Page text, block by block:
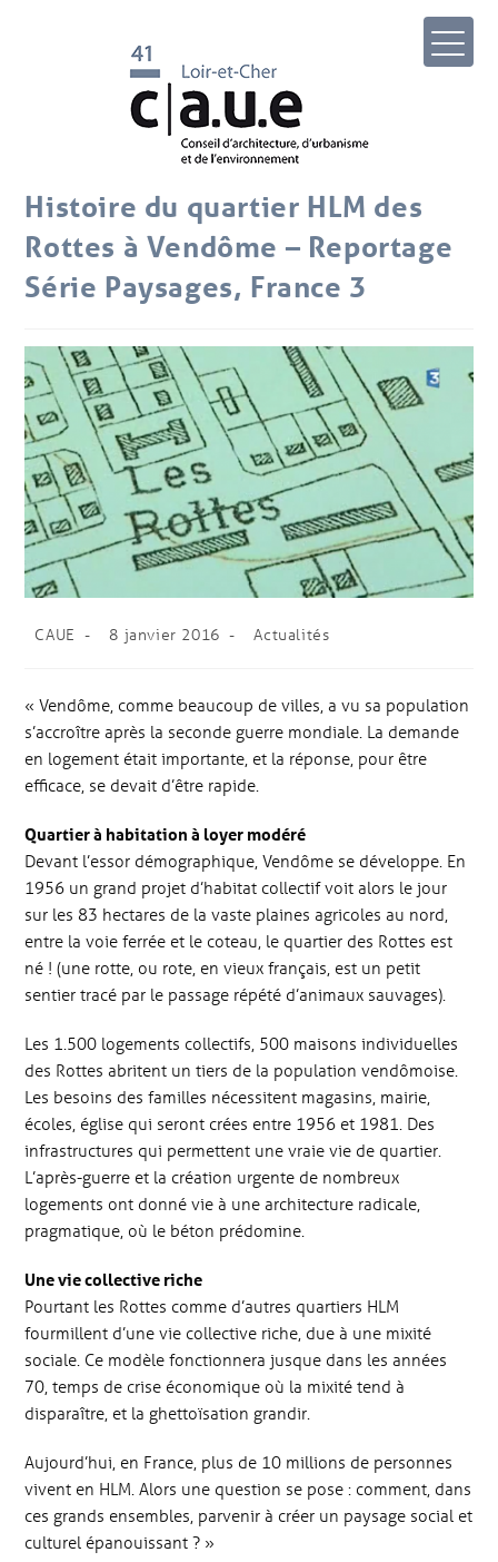
Histoire du quartier HLM des
Rottes à Vendôme – Reportage
Série Paysages, France 3
CAUE 8 janvier 2016 Actualités
« Vendôme, comme beaucoup de villes, a vu sa population
s’accroître après la seconde guerre mondiale. La demande
en logement était importante, et la réponse, pour être
efficace, se devait d’être rapide.
Quartier à habitation à loyer modéré
Devant l’essor démographique, Vendôme se développe. En
1956 un grand projet d’habitat collectif voit alors le jour
sur les 83 hectares de la vaste plaines agricoles au nord,
entre la voie ferrée et le coteau, le quartier des Rottes est
né ! (une rotte, ou rote, en vieux français, est un petit
sentier tracé par le passage répété d’animaux sauvages).
Les 1.500 logements collectifs, 500 maisons individuelles
des Rottes abritent un tiers de la population vendômoise.
Les besoins des familles nécessitent magasins, mairie,
écoles, église qui seront crées entre 1956 et 1981. Des
infrastructures qui permettent une vraie vie de quartier.
L’après-guerre et la création urgente de nombreux
logements ont donné vie à une architecture radicale,
pragmatique, où le béton prédomine.
Une vie collective riche
Pourtant les Rottes comme d’autres quartiers HLM
fourmillent d’une vie collective riche, due à une mixité
sociale. Ce modèle fonctionnera jusque dans les années
70, temps de crise économique où la mixité tend à
disparaître, et la ghettoïsation grandir.
Aujourd’hui, en France, plus de 10 millions de personnes
vivent en HLM. Alors une question se pose : comment, dans
ces grands ensembles, parvenir à créer un paysage social et
culturel épanouissant ? »